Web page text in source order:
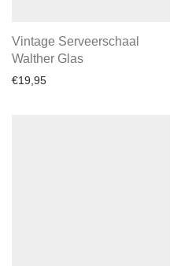
Vintage Serveerschaal
Walther Glas
€19,95